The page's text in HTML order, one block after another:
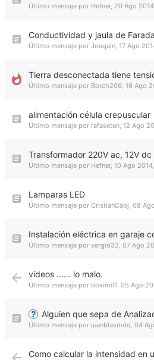
Último mensaje por Hefner, 20 Ago
Conductividad y jaula de
Último mensaje por Joaquin, 17 Ago
Tierra desconectada tiene
Último mensaje por Borch206, 16 Ago
alimentación célula crepuscular
Último mensaje por rafaseten, 12 Ago
Transformador 220V ac, 12V dc
Último mensaje por Hefner, 10 Ago
Lamparas LED
Último mensaje por CristianCabj, 08
Instalación eléctrica en garaje
Último mensaje por sergio32, 07 Ago
videos ...... lo malo.
Último mensaje por boximil1, 05 Ago
Alguien que sepa de
Último mensaje por juanblasmdq, 04
Como calcular la intensidad en